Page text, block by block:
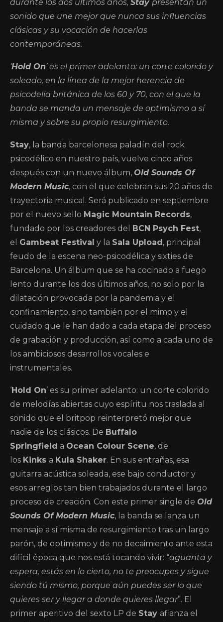
durante los dos últimos años, Stay presentan un
sonido que une mejor que nunca sus influencias
clásicas y su vocación de hacerlas
contemporáneas.
‘Hold On’ es el primer adelanto: un corte colorido y
soleado, en la línea de la mejor herencia de
psicodelia británica de los 60 y 70, con el que la
banda se manda un mensaje de optimismo a sí
misma y sobre su propio resurgimiento.
Stay, la banda barcelonesa paladín del rock
psicodélico en nuestro país, vuelve cinco años
después con un nuevo álbum, Old Sounds Of
Modern Music, con el que celebran sus 20 años de
trayectoria musical. Será publicado en septiembre
por el nuevo sello Magic Mountain Records,
fundado por los creadores del
BCN Psych Fest,
el Gambeat Festival y la Sala Upload , principal
feudo de la escena neo-psicodélica y sixties de
Barcelona. Un álbum que se ha cocinado a fuego
lento durante los dos últimos años, no solo por la
dilatación provocada por la pandemia y el
confinamiento, sino también por el mimo y el
cuidado que le han dado a cada etapa del proceso
de grabación y producción, así como a cada uno de
los ambiciosos desarrollos vocales e
instrumentales.
‘Hold On’ es su primer adelanto: un corte colorido
de melodías abiertas cuyo espíritu nos traslada al
sonido que el britpop reinterpretó mejor que
nadie de los clásicos. De Buffalo
Springfield a Ocean Colour Scene, de
los Kinks a Kula Shaker. En sus entrañas, esa
guitarra acústica soleada, ese bajo conductor y
esos arreglos tan bien trabajados durante el largo
proceso de creación. Con este primer single de Old
Sounds Of Modern Music, la banda se lanza un
mensaje a sí misma de resurgimiento tras un largo
parón, de optimismo y de no decaimiento ante esta
difícil época que nos está tocando vivir: “aguanta y
espera, estás en lo cierto, no te preocupes y sigue
siendo tú mismo, porque aún puedes ser lo que
quieres ser y llegar a donde quieres llegar”. El
primer aperitivo del sexto LP de Stay afianza el